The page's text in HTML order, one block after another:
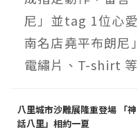
尼」並tag 1位心
南名店堯平布朗尼
電繡片、T-shirt 等
八里城市沙雕展隆重登場 「
話八里」相約一夏